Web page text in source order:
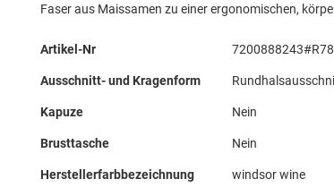
Faser aus Maissamen zu einer ergonomischen,
Mehr
Artikel-Nr
Ausschnitt- und Kragenform
Kapuze Nein
Brusttasche Nein
Herstellerfarbbezeichnung windsor wine